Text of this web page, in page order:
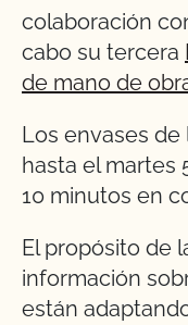
colaboración
cabo su tercera
de mano de
Los envases de
hasta el martes
10 minutos en
El propósito de
información
están